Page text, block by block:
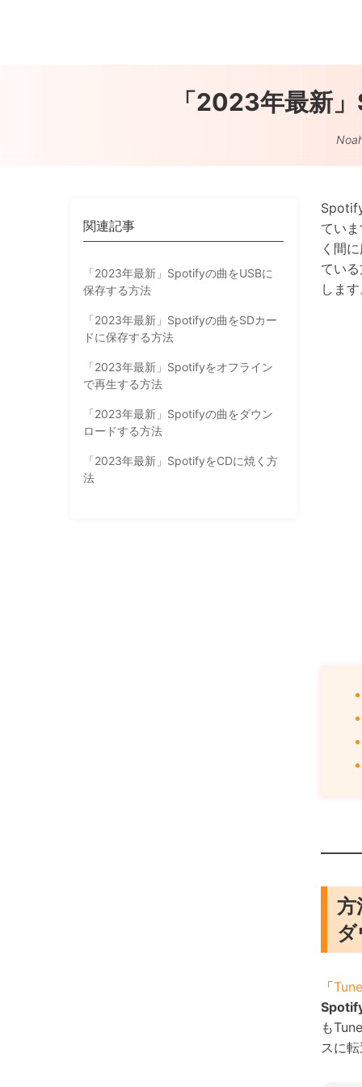
「2023年最新
てい
く間
てい
します
方
「
も
スに
関連記事
「2023年最新」Spotifyの曲をUSBに
保存する方法
「2023年最新」Spotifyの曲をSDカー
ドに保存する方法
「2023年最新」Spotifyをオフライン
で再生する方法
「2023年最新」Spotifyの曲をダウン
ロードする方法
「2023年最新」SpotifyをCDに焼く方
法